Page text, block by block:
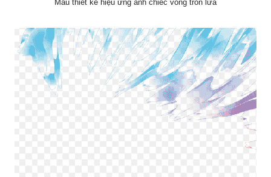
Mẫu thiết kế hiệu ứng ảnh chiếc vòng tròn lửa